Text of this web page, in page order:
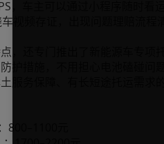
，车主可以通过小程序随时看
视频存证，出现问题理赔流程
，还专门推出了新能源车专项
护措施，不用担心电池磕碰问
服务保障、有长短途托运需求
元